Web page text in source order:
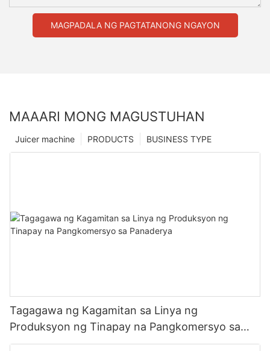
MAGPADALA NG PAGTATANONG NGAYON
MAAARI MONG MAGUSTUHAN
BUSINESS TYPE
PRODUCTS
Juicer machine
Tagagawa ng Kagamitan sa Linya ng
Produksyon ng Tinapay na Pangkomersyo sa
Panaderya